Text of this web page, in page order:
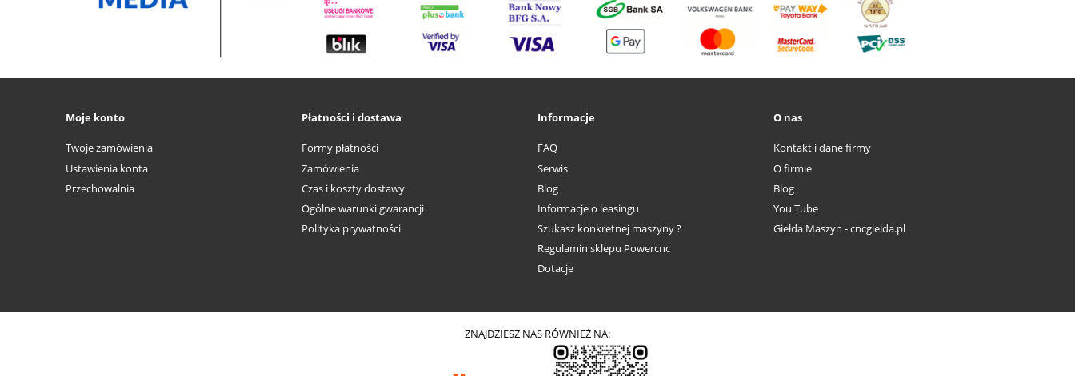
Moje konto
Twoje zamówienia
Ustawienia konta
Przechowalnia
Płatności i dostawa
Formy płatności
Zamówienia
Czas i koszty dostawy
Ogólne warunki gwarancji
Polityka prywatności
Informacje
FAQ
Serwis
Blog
Informacje o leasingu
Szukasz konkretnej maszyny ?
Regulamin sklepu Powercnc
Dotacje
O nas
Kontakt i dane firmy
O firmie
Blog
You Tube
Giełda Maszyn - cncgielda.pl
ZNAJDZIESZ NAS RÓWNIEŻ NA: